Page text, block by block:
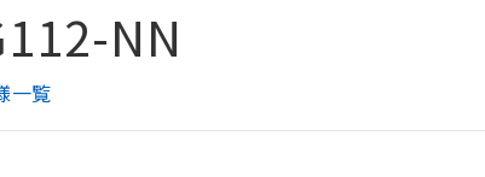
NN
一覧